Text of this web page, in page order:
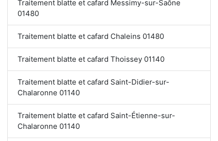
Traitement blatte et cafard Messimy-sur-Saône
01480
Traitement blatte et cafard Chaleins 01480
Traitement blatte et cafard Thoissey 01140
Traitement blatte et cafard Saint-Didier-sur-
Chalaronne 01140
Traitement blatte et cafard Saint-Étienne-sur-
Chalaronne 01140